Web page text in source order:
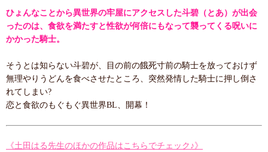
ひょんなことから異世界の牢屋にアクセスした斗碧（とあ）が出会
ったのは、食欲を満たすと性欲が何倍にもなって襲ってくる呪いに
かかった騎士。
そうとは知らない斗碧が、目の前の餓死寸前の騎士を放っておけず
無理やりうどんを食べさせたところ、突然発情した騎士に押し倒さ
れてしまい?
恋と食欲のもぐもぐ異世界BL、開幕！
《土田はる先生のほかの作品はこちらでチェック♪》